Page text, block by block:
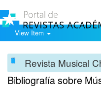
View Item
Revista Musical
Bibliografía sobre